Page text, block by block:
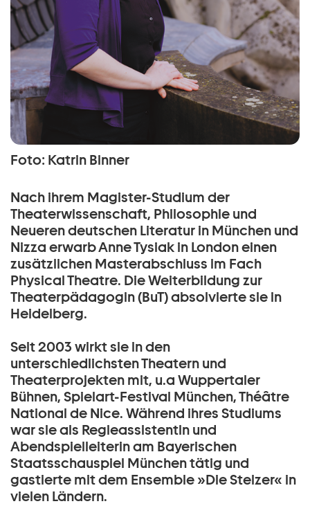
Foto: Katrin Binner
Nach ihrem Magister-Studium der
Theaterwissenschaft, Philosophie und
Neueren deutschen Literatur in München und
Nizza erwarb Anne Tysiak in London einen
zusätzlichen Masterabschluss im Fach
Physical Theatre. Die Weiterbildung zur
Theaterpädagogin (BuT) absolvierte sie in
Heidelberg.
Seit 2003 wirkt sie in den
unterschiedlichsten Theatern und
Theaterprojekten mit, u.a Wuppertaler
Bühnen, Spielart-Festival München, Théâtre
National de Nice. Während ihres Studiums
war sie als Regieassistentin und
Abendspielleiterin am Bayerischen
Staatsschauspiel München tätig und
gastierte mit dem Ensemble »Die Stelzer« in
vielen Ländern.